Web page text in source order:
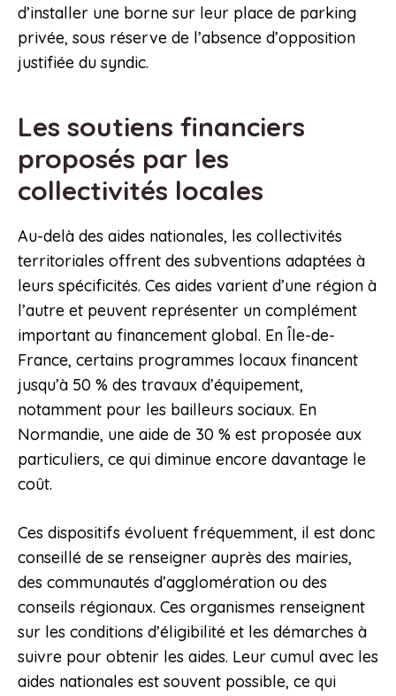
d’installer une borne sur leur place de parking
privée, sous réserve de l’absence d’opposition
justifiée du syndic.
Les soutiens financiers
proposés par les
collectivités locales
Au-delà des aides nationales, les collectivités
territoriales offrent des subventions adaptées à
leurs spécificités. Ces aides varient d’une région à
l’autre et peuvent représenter un complément
important au financement global. En Île-de-
France, certains programmes locaux financent
jusqu’à 50 % des travaux d’équipement,
notamment pour les bailleurs sociaux. En
Normandie, une aide de 30 % est proposée aux
particuliers, ce qui diminue encore davantage le
coût.
Ces dispositifs évoluent fréquemment, il est donc
conseillé de se renseigner auprès des mairies,
des communautés d’agglomération ou des
conseils régionaux. Ces organismes renseignent
sur les conditions d’éligibilité et les démarches à
suivre pour obtenir les aides. Leur cumul avec les
aides nationales est souvent possible, ce qui